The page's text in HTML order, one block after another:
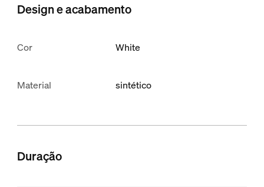
Design e acabamento
Cor White
Material sintético
Duração